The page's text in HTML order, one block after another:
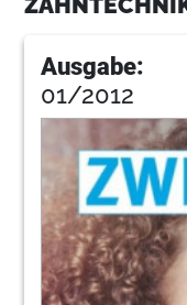
Ausgabe:
01/2012